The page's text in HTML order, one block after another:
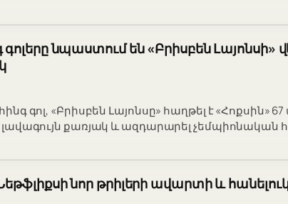
նպաստում են «Բրիսբեն Լայոնսի»
գոլ, «Բրիսբեն Լայոնսը» հաղթել է «Հոքսին»
լավագույն քառյակ և ազդարարել չեմպիոնական
նոր թրիլերի ավարտի և